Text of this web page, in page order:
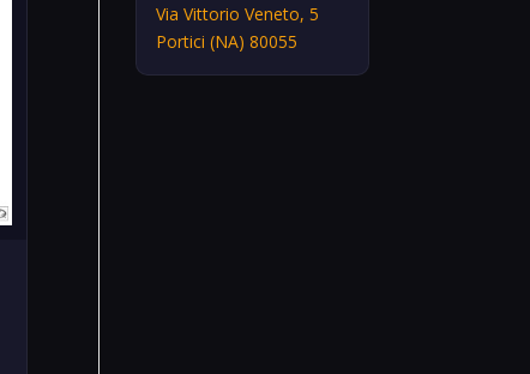
Via Vittorio Veneto, 5
Portici (NA) 80055